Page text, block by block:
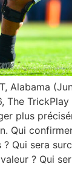
Alabama
The
plus
Qui
? Qui sera
? Qui